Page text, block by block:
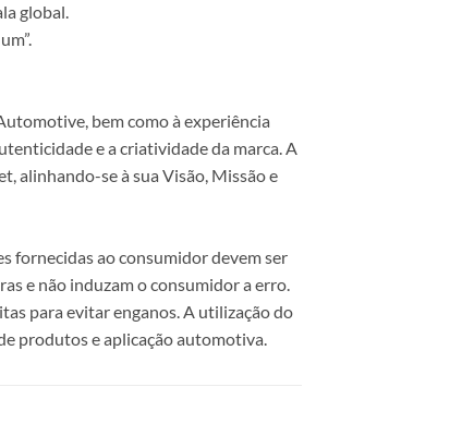
global.
bem como à experiência
e a criatividade da marca. A
alinhando-se à sua Visão, Missão e
fornecidas ao consumidor devem ser
e não induzam o consumidor a erro.
para evitar enganos. A utilização do
produtos e aplicação automotiva.